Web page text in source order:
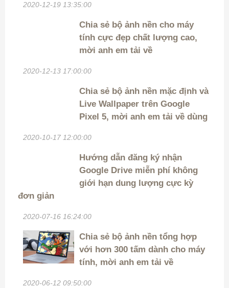
2020-12-19 13:35:00
Chia sẻ bộ ảnh nền cho máy
tính cực đẹp chất lượng cao,
mời anh em tải về
2020-12-13 17:00:00
Chia sẻ bộ ảnh nền mặc định và
Live Wallpaper trên Google
Pixel 5, mời anh em tải về dùng
2020-10-17 12:00:00
Hướng dẫn đăng ký nhận
Google Drive miễn phí không
giới hạn dung lượng cực kỳ
đơn giản
2020-07-16 16:24:00
Chia sẻ bộ ảnh nền tổng hợp
với hơn 300 tấm dành cho máy
tính, mời anh em tải về
2020-06-12 09:50:00